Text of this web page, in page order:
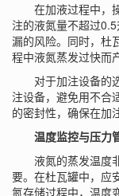
在加液过程中，操
注的液氮量不超过
漏的风险。同时，杜
程中液氮蒸发过快而
对于加注设备的选
注设备，避免用不合
的密封性，确保在加
温度监控与压力
液氮的蒸发温度非
要。在杜瓦罐中，应
氮存储过程中，温度